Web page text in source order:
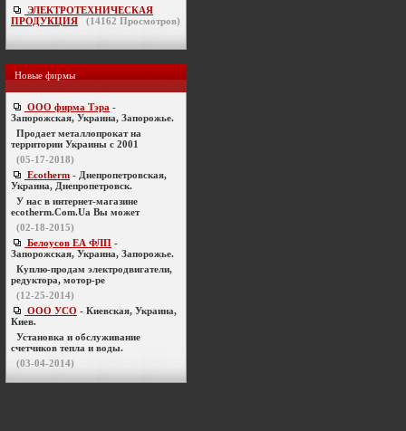
ЭЛЕКТРОТЕХНИЧЕСКАЯ
ПРОДУКЦИЯ
(14162 Просмотров)
Новые фирмы
ООО фирма Тэра -
Запорожская, Украина, Запорожье.
Продает металлопрокат на
территории Украины с 2001
(05-17-2018)
Ecotherm - Днепропетровская,
Украина, Днепропетровск.
У нас в интернет-магазине
ecotherm.Com.Ua Вы может
(02-18-2015)
Белоусов ЕА ФЛП -
Запорожская, Украина, Запорожье.
Куплю-продам электродвигатели,
редуктора, мотор-ре
(12-25-2014)
ООО УСО - Киевская, Украина,
Киев.
Установка и обслуживание
счетчиков тепла и воды.
(03-04-2014)